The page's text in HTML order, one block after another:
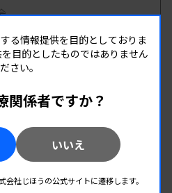
08.26（水）
班研修会
会
る情報提供を目的としておりま
目的としたものではありません
さい。
関係者ですか？
いいえ
社じほうの公式サイトに遷移します。